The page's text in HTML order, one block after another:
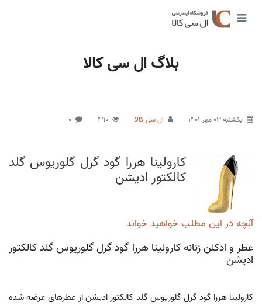
بلاگ ال سی کالا
يكشنبه 03 مهر 1401 ال سی کالا 490
0
کارولینا هررا گود گرل گلوریوس گلد
کالکتور ادیشن
آنچه در این مطلب خواهید خواند
عطر و ادکلن زنانه کارولینا هررا گود گرل گلوریوس گلد کالکتور
ادیشن
کارولینا هررا گود گرل گلوریوس گلد کالکتور ادیشن از عطرهای عرضه شده